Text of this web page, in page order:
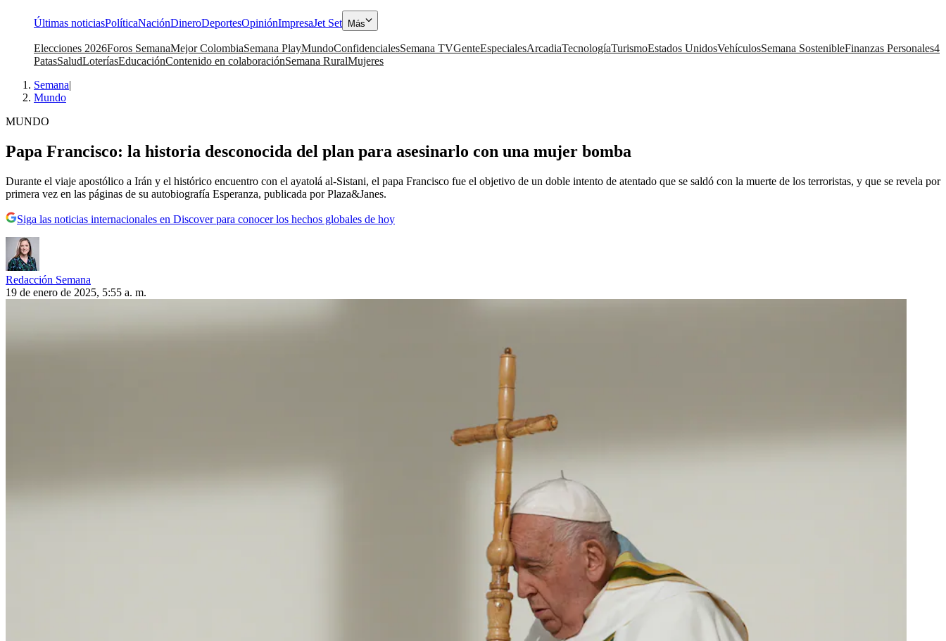
Últimas noticiasPolíticaNaciónDineroDeportesOpiniónImpresaJet Set Más
Elecciones 2026Foros SemanaMejor ColombiaSemana PlayMundoConfidencialesSemana TVGenteEspecialesArcadiaTecnologíaTurismoEstados UnidosVehículosSemana SostenibleFinanzas Personales4
PatasSaludLoteríasEducaciónContenido en colaboraciónSemana RuralMujeres
Semana|
Mundo
MUNDO
Papa Francisco: la historia desconocida del plan para asesinarlo con una mujer bomba
Durante el viaje apostólico a Irán y el histórico encuentro con el ayatolá al-Sistani, el papa Francisco fue el objetivo de un doble intento de atentado que se saldó con la muerte de los terroristas, y que se revela por
primera vez en las páginas de su autobiografía Esperanza, publicada por Plaza&Janes.
Siga las noticias internacionales en Discover para conocer los hechos globales de hoy
Redacción Semana
19 de enero de 2025, 5:55 a. m.